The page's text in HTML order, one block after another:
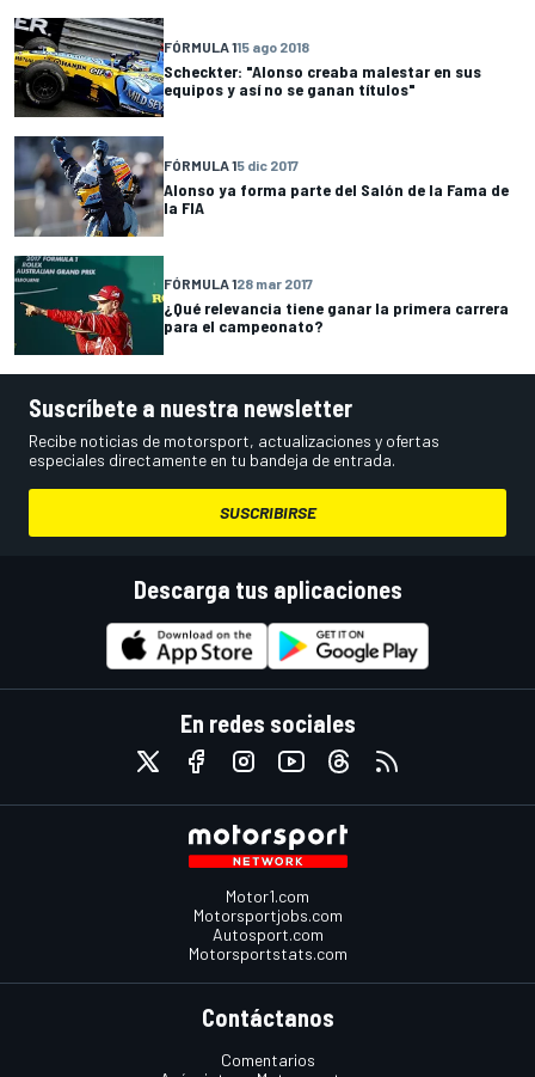
FÓRMULA 115 ago 2018
Scheckter: "Alonso creaba malestar en sus
equipos y así no se ganan títulos"
FÓRMULA 15 dic 2017
Alonso ya forma parte del Salón de la Fama de
la FIA
FÓRMULA 128 mar 2017
¿Qué relevancia tiene ganar la primera carrera
para el campeonato?
Suscríbete a nuestra newsletter
Recibe noticias de motorsport, actualizaciones y ofertas
especiales directamente en tu bandeja de entrada.
SUSCRIBIRSE
Descarga tus aplicaciones
En redes sociales
Motor1.com
Motorsportjobs.com
Autosport.com
Motorsportstats.com
Contáctanos
Comentarios